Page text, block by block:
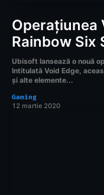
Operațiunea
Rainbow Six
Ubisoft lansează o nouă
Intitulată Void Edge,
și alte elemente...
Gaming
12 martie 2020